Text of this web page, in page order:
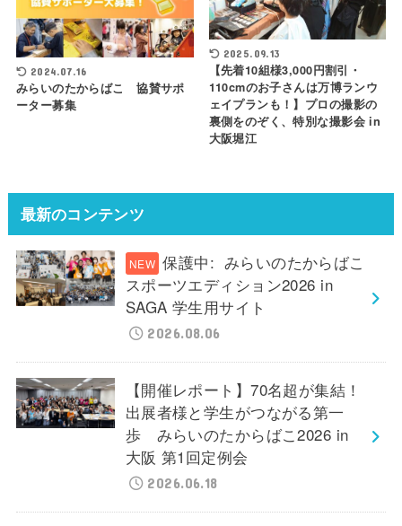
2024.07.16
みらいのたからばこ 協賛サポ
ーター募集
2025.09.13
【先着10組様3,000円割引・
110cmのお子さんは万博ランウ
ェイプランも！】プロの撮影の
裏側をのぞく、特別な撮影会 in
大阪堀江
最新のコンテンツ
保護中: みらいのたからばこ
スポーツエディション2026 in
SAGA 学生用サイト
2026.08.06
【開催レポート】70名超が集結！
出展者様と学生がつながる第一
歩 みらいのたからばこ2026 in
大阪 第1回定例会
2026.06.18